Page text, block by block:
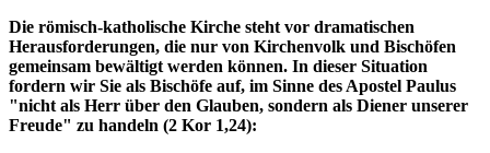
Die römisch-katholische Kirche steht vor dramatischen
Herausforderungen, die nur von Kirchenvolk und Bischöfen
gemeinsam bewältigt werden können. In dieser Situation
fordern wir Sie als Bischöfe auf, im Sinne des Apostel Paulus
"nicht als Herr über den Glauben, sondern als Diener unserer
Freude" zu handeln (2 Kor 1,24):